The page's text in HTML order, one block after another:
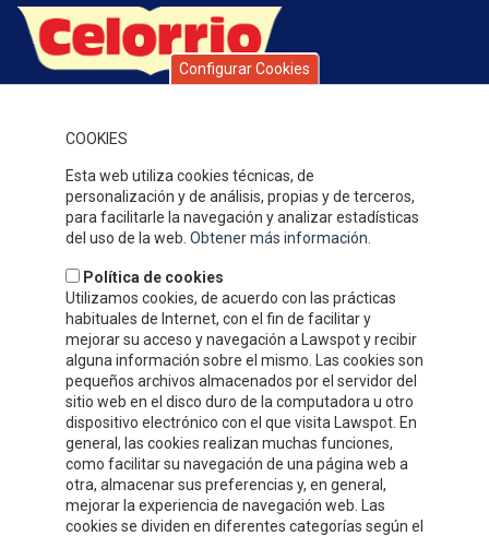
Configurar Cookies
COOKIES
Esta web utiliza cookies técnicas, de
personalización y de análisis, propias y de terceros,
para facilitarle la navegación y analizar estadísticas
del uso de la web. Obtener más información
Política de cookies
Utilizamos cookies, de acuerdo con las prácticas
habituales de Internet, con el fin de facilitar y
mejorar su acceso y navegación a Lawspot y recibir
alguna información sobre el mismo. Las cookies son
pequeños archivos almacenados por el servidor del
sitio web en el disco duro de la computadora u otro
dispositivo electrónico con el que visita Lawspot. En
general, las cookies realizan muchas funciones,
como facilitar su navegación de una página web a
otra, almacenar sus preferencias y, en general,
mejorar la experiencia de navegación web. Las
cookies se dividen en diferentes categorías según el
quality of our products, service and attention to our clients,
reputation and widespread recognition.
WHERE WE ARE
CONTACT INFORMATION